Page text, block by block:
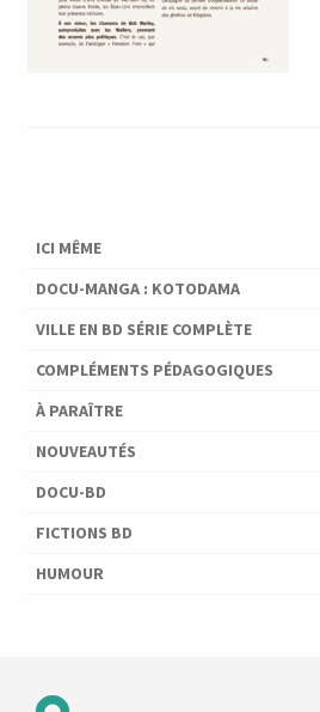
ICI MÊME
DOCU-MANGA : KOTODAMA
VILLE EN BD SÉRIE COMPLÈTE
COMPLÉMENTS PÉDAGOGIQUES
À PARAÎTRE
NOUVEAUTÉS
DOCU-BD
FICTIONS BD
HUMOUR